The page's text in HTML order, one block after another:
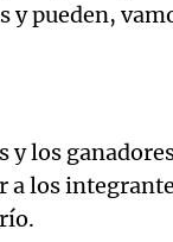
y pueden,
y los
a los